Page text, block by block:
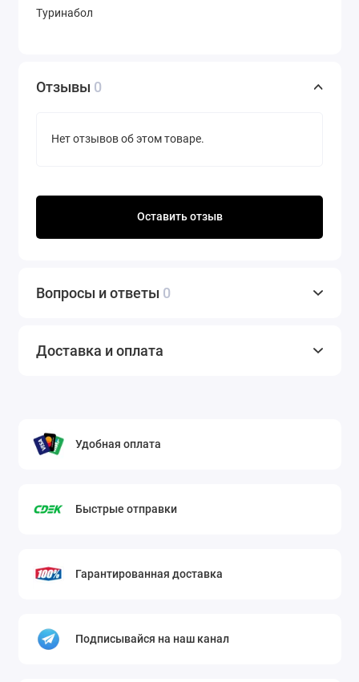
Туринабол
Отзывы 0
Нет отзывов об этом товаре.
Оставить отзыв
Вопросы и ответы 0
Доставка и оплата
Удобная оплата
Быстрые отправки
Гарантированная доставка
Подписывайся на наш канал